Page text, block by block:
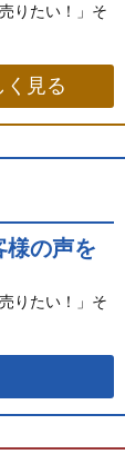
りたい！」そ
く見る
様の声を
りたい！」そ